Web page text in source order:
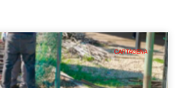
CARTAGENA